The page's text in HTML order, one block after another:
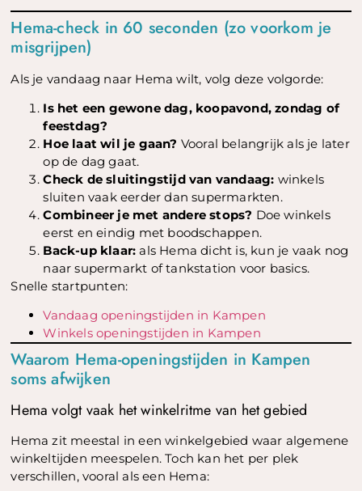
Hema-check in 60 seconden (zo voorkom je
misgrijpen)
Als je vandaag naar Hema wilt, volg deze volgorde:
Is het een gewone dag, koopavond, zondag of
feestdag?
Hoe laat wil je gaan? Vooral belangrijk als je later
op de dag gaat.
Check de sluitingstijd van vandaag: winkels
sluiten vaak eerder dan supermarkten.
Combineer je met andere stops? Doe winkels
eerst en eindig met boodschappen.
Back-up klaar: als Hema dicht is, kun je vaak nog
naar supermarkt of tankstation voor basics.
Snelle startpunten:
Vandaag openingstijden in Kampen
Winkels openingstijden in Kampen
Waarom Hema-openingstijden in Kampen
soms afwijken
Hema volgt vaak het winkelritme van het gebied
Hema zit meestal in een winkelgebied waar algemene
winkeltijden meespelen. Toch kan het per plek
verschillen, vooral als een Hema: